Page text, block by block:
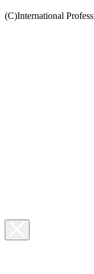
(C)International